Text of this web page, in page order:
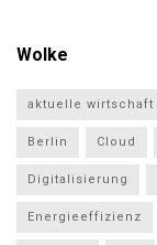
Wolke
aktuelle wirtschaft
Berlin Cloud
Digitalisierung
Energieeffizienz